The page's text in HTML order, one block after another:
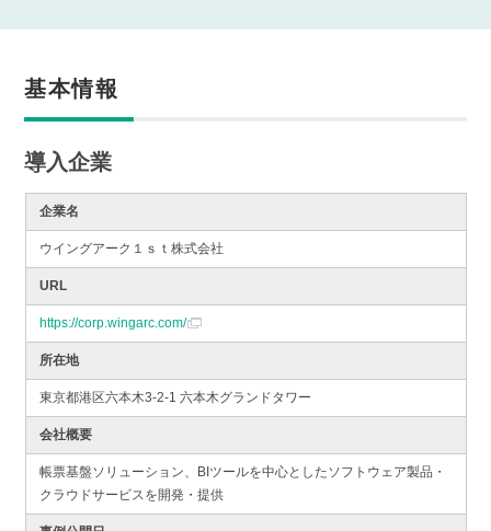
基本情報
導入企業
企業名
ウイングアーク１ｓｔ株式会社
URL
https://corp.wingarc.com/
所在地
東京都港区六本木3-2-1 六本木グランドタワー
会社概要
帳票基盤ソリューション、BIツールを中心としたソフトウェア製品・
クラウドサービスを開発・提供